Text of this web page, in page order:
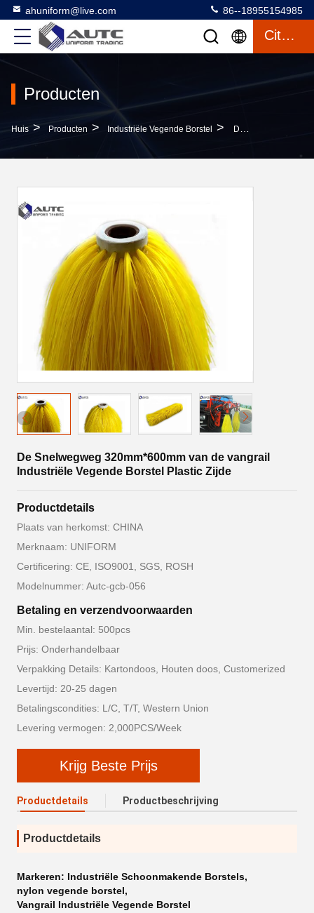
ahuniform@live.com 86--18955154985
Citaat
Producten
Huis > Producten > Industriële Vegende Borstel > De Snelwegweg 320mm*600mm Van De Vangrail Industriële Vegende Borstel Plastic Zijde
De Snelwegweg 320mm*600mm van de vangrail
Industriële Vegende Borstel Plastic Zijde
Productdetails
Plaats van herkomst: CHINA
Merknaam: UNIFORM
Certificering: CE, ISO9001, SGS, ROSH
Modelnummer: Autc-gcb-056
Betaling en verzendvoorwaarden
Min. bestelaantal: 500pcs
Prijs: Onderhandelbaar
Verpakking Details: Kartondoos, Houten doos, Customerized
Levertijd: 20-25 dagen
Betalingscondities: L/C, T/T, Western Union
Levering vermogen: 2,000PCS/Week
Krijg Beste Prijs
Productdetails Productbeschrijving
Productdetails
Markeren: Industriële Schoonmakende Borstels,
nylon vegende borstel,
Vangrail Industriële Vegende Borstel